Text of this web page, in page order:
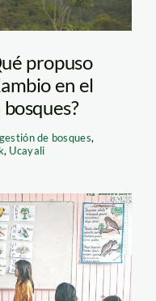
propuso
en el
gestión de bosques,
, Ucayali
–